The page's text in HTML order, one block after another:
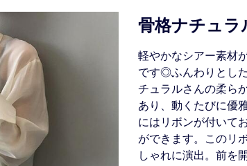
骨格ナチュラ
軽やかなシアー素材
です◎ふんわりとし
チュラルさんの柔ら
あり、動くたびに優
にはリボンが付いて
ができます。このリ
しゃれに演出。前を